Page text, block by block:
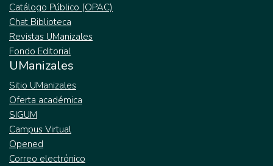
Catálogo Público (OPAC)
Chat Biblioteca
Revistas UManizales
Fondo Editorial
UManizales
Sitio UManizales
Oferta académica
SIGUM
Campus Virtual
Opened
Correo electrónico